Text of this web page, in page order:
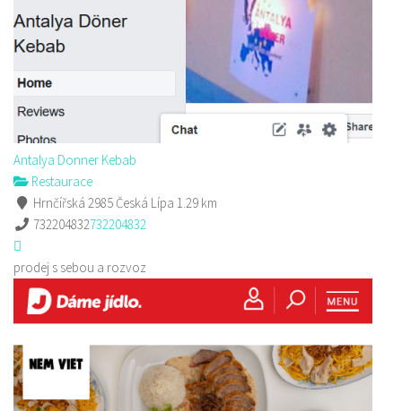
Antalya Donner Kebab
Restaurace
Hrnčířská 2985 Česká Lípa 1.29 km
732204832732204832
prodej s sebou a rozvoz